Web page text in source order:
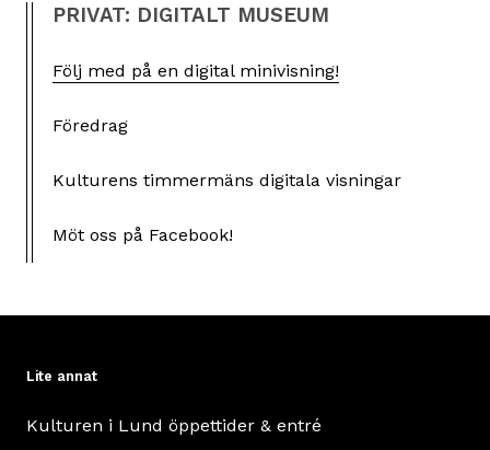
PRIVAT: DIGITALT MUSEUM
Följ med på en digital minivisning!
Föredrag
Kulturens timmermäns digitala visningar
Möt oss på Facebook!
Lite annat
Kulturen i Lund öppettider & entré